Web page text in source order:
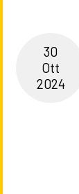
30
Ott
2024